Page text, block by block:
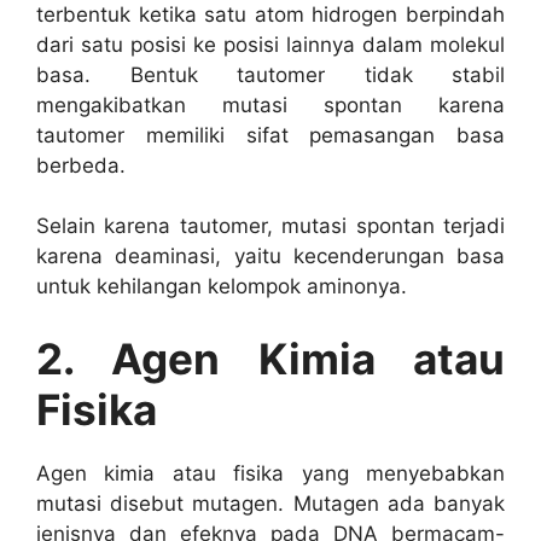
terbentuk ketika satu atom hidrogen berpindah
dari satu posisi ke posisi lainnya dalam molekul
basa. Bentuk tautomer tidak stabil
mengakibatkan mutasi spontan karena
tautomer memiliki sifat pemasangan basa
berbeda.
Selain karena tautomer, mutasi spontan terjadi
karena deaminasi, yaitu kecenderungan basa
untuk kehilangan kelompok aminonya.
2. Agen Kimia atau
Fisika
Agen kimia atau fisika yang menyebabkan
mutasi disebut mutagen. Mutagen ada banyak
jenisnya dan efeknya pada DNA bermacam-